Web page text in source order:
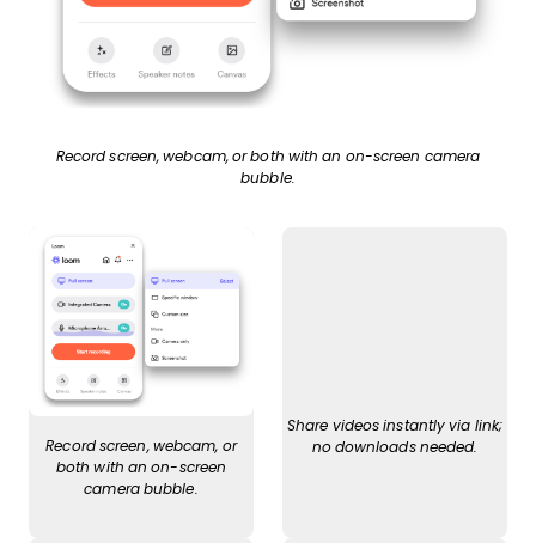
Record screen, webcam, or both with an on-screen camera
bubble.
Record screen, webcam, or
both with an on-screen
camera bubble.
Share videos instantly via link;
no downloads needed.